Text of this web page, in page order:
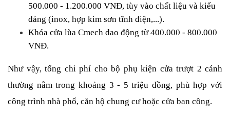
500.000 - 1.200.000 VNĐ, tùy vào chất liệu và kiểu
dáng (inox, hợp kim sơn tĩnh điện,...).
Khóa cửa lùa Cmech dao động từ 400.000 - 800.000
VNĐ.
Như vậy, tổng chi phí cho bộ phụ kiện cửa trượt 2 cánh
thường nằm trong khoảng 3 - 5 triệu đồng, phù hợp với
công trình nhà phố, căn hộ chung cư hoặc cửa ban công.